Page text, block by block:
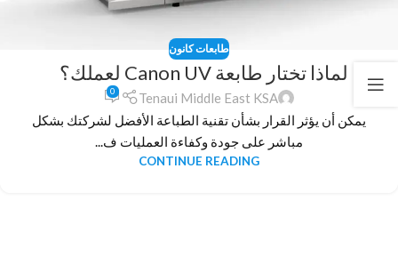
طابعات كانون
لماذا تختار طابعة Canon UV لعملك؟
Tenaui Middle East KSA
0
يمكن أن يؤثر القرار بشأن تقنية الطباعة الأفضل لشركتك بشكل
مباشر على جودة وكفاءة العمليات ف...
CONTINUE READING